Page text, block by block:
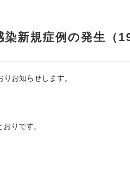
新規症例の発生（19
お知らせします。
りです。